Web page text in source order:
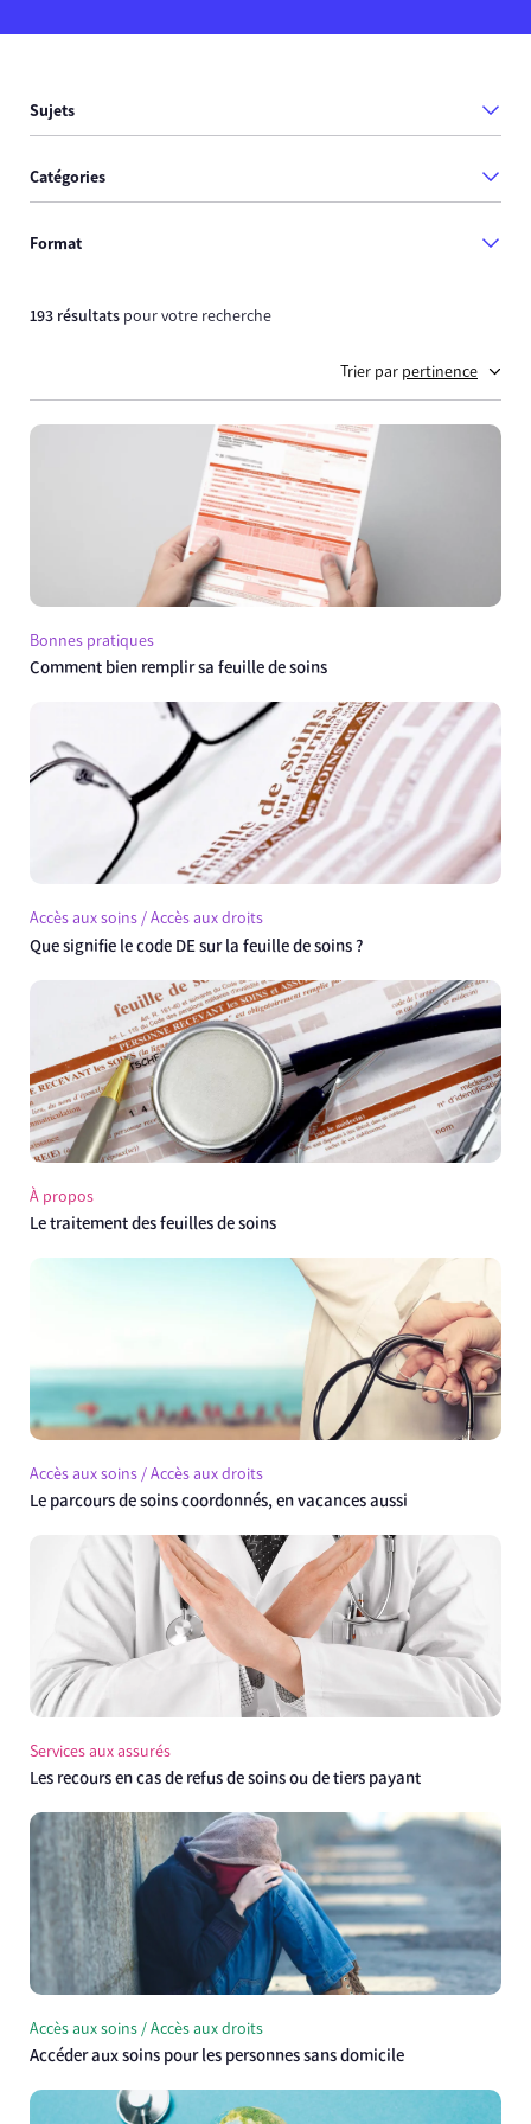
Sujets
Catégories
Format
193 résultats pour votre recherche
Trier par pertinence
Bonnes pratiques
Comment bien remplir sa feuille de soins
Accès aux soins / Accès aux droits
Que signifie le code DE sur la feuille de soins ?
À propos
Le traitement des feuilles de soins
Accès aux soins / Accès aux droits
Le parcours de soins coordonnés, en vacances aussi
Services aux assurés
Les recours en cas de refus de soins ou de tiers payant
Accès aux soins / Accès aux droits
Accéder aux soins pour les personnes sans domicile